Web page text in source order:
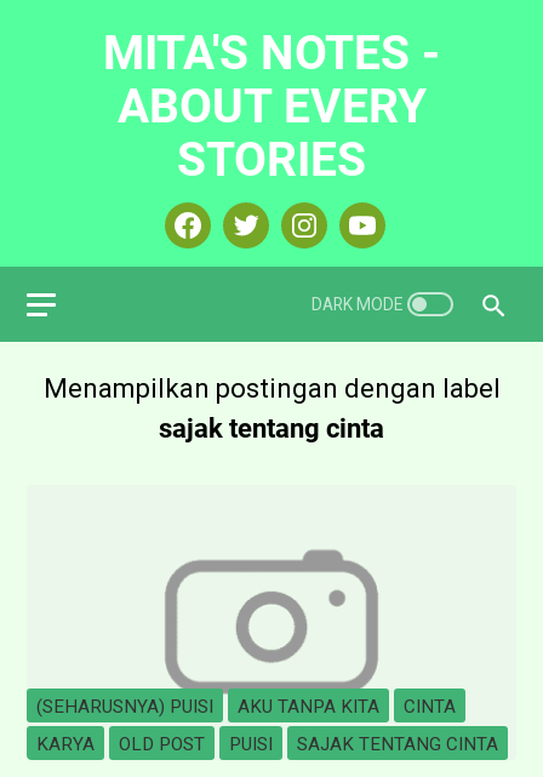
MITA'S NOTES -
ABOUT EVERY
STORIES
Menampilkan postingan dengan label
sajak tentang cinta
(SEHARUSNYA) PUISI AKU TANPA KITA
CINTA
KARYA
OLD POST PUISI SAJAK TENTANG CINTA